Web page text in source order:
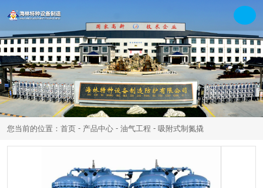
您当前的位置：首页 - 产品中心 - 油气工程 - 吸附式制氮撬